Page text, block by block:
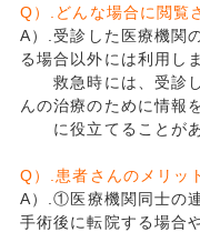
Q）.どんな場合に閲覧
A）.受診した医療機関
る場合以外には利用し
救急時には、受診し
んの治療のために情報
に役立てることがあ
Q）.患者さんのメリッ
A）.①医療機関同士の
手術後に転院する場合